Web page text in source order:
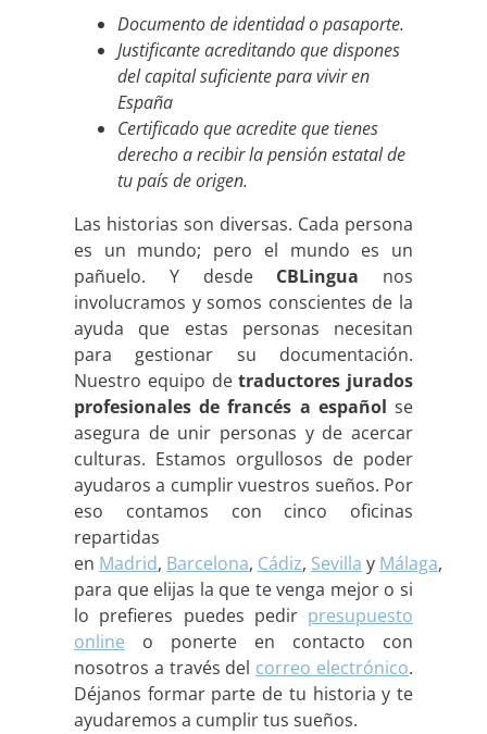
Documento de identidad o pasaporte.
Justificante acreditando que dispones
del capital suficiente para vivir en
España
Certificado que acredite que tienes
derecho a recibir la pensión estatal de
tu país de origen.
Las historias son diversas. Cada persona
es un mundo; pero el mundo es un
pañuelo. Y desde CBLingua nos
involucramos y somos conscientes de la
ayuda que estas personas necesitan
para gestionar su documentación.
Nuestro equipo detraductores jurados
profesionales de francés a español se
asegura de unir personas y de acercar
culturas. Estamos orgullosos de poder
ayudaros a cumplir vuestros sueños. Por
eso contamos con cinco oficinas
repartidas
en Madrid, Barcelona, Cádiz, Sevilla y Málaga,
para que elijas la que te venga mejor o si
lo prefieres puedes pedir presupuesto
online o ponerte en contacto con
nosotros a través del correo electrónico.
Déjanos formar parte de tu historia y te
ayudaremos a cumplir tus sueños.